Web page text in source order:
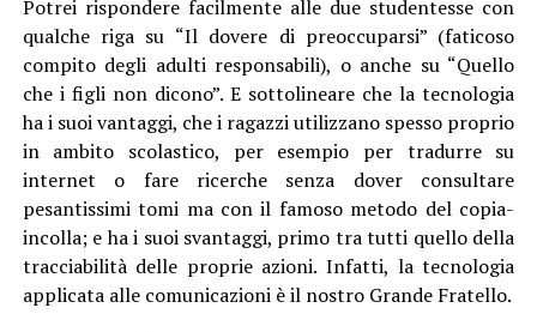
Potrei rispondere facilmente alle due studentesse con
qualche riga su “Il dovere di preoccuparsi” (faticoso
compito degli adulti responsabili), o anche su “Quello
che i figli non dicono”. E sottolineare che la tecnologia
ha i suoi vantaggi, che i ragazzi utilizzano spesso proprio
in ambito scolastico, per esempio per tradurre su
internet o fare ricerche senza dover consultare
pesantissimi tomi ma con il famoso metodo del copia-
incolla; e ha i suoi svantaggi, primo tra tutti quello della
tracciabilità delle proprie azioni. Infatti, la tecnologia
applicata alle comunicazioni è il nostro Grande Fratello.